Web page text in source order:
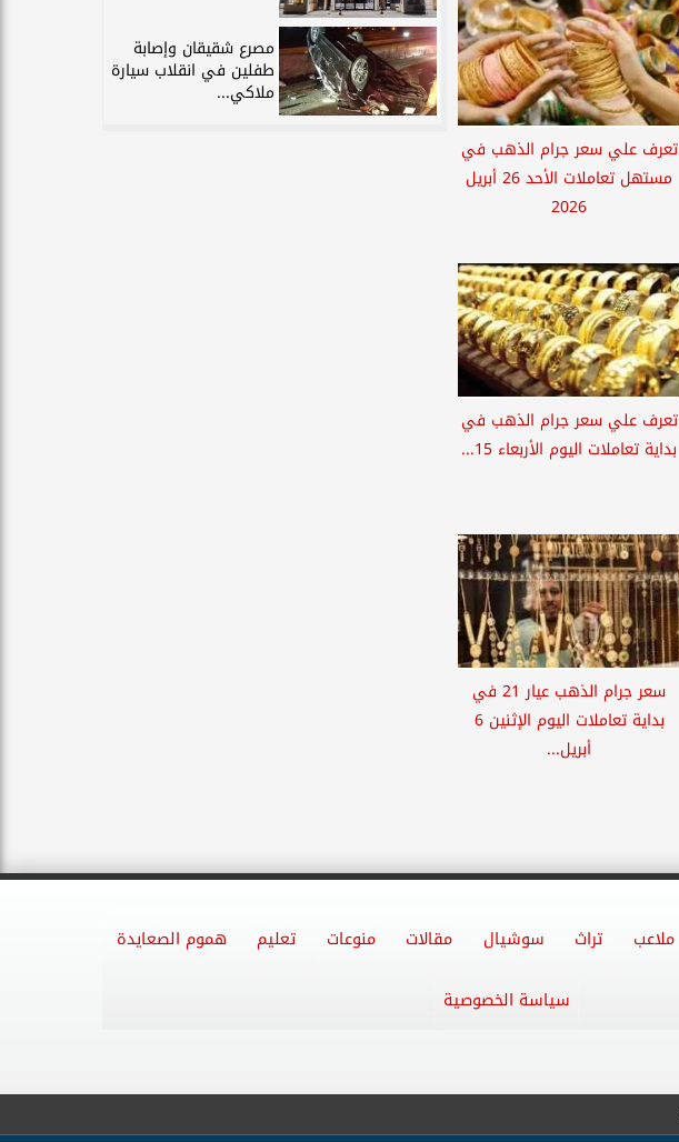
تعرف علي سعر جرام الذهب في
مستهل تعاملات الأحد 26 أبريل
2026
تعرف علي سعر جرام الذهب في
بداية تعاملات اليوم الأربعاء 15...
سعر جرام الذهب عيار 21 في
بداية تعاملات اليوم الإثنين 6
أبريل...
مصرع شقيقان وإصابة
طفلين في انقلاب سيارة
ملاكي...
ملاعب تراث سوشيال مقالات منوعات تعليم هموم الصعايدة
سياسة الخصوصية